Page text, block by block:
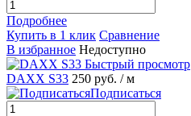
Подробнее
Купить в 1 клик Сравнение
В избранное Недоступно
Быстрый просмотр
DAXX S33 250 руб. / м
Подписаться